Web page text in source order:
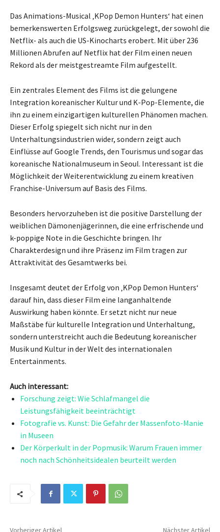
Das Animations-Musical ‚KPop Demon Hunters‘ hat einen
bemerkenswerten Erfolgsweg zurückgelegt, der sowohl die
Netflix- als auch die US-Kinocharts erobert. Mit über 236
Millionen Abrufen auf Netflix hat der Film einen neuen
Rekord als der meistgestreamte Film aufgestellt.
Ein zentrales Element des Films ist die gelungene
Integration koreanischer Kultur und K-Pop-Elemente, die
ihn zu einem einzigartigen kulturellen Phänomen machen.
Dieser Erfolg spiegelt sich nicht nur in den
Unterhaltungsindustrien wider, sondern zeigt auch
Einflüsse auf Google Trends, den Tourismus und sogar das
koreanische Nationalmuseum in Seoul. Interessant ist die
Möglichkeit der Weiterentwicklung zu einem kreativen
Franchise-Universum auf Basis des Films.
Besonders hervorzuheben ist die positive Darstellung der
weiblichen Dämonenjägerinnen, die eine erfrischende und
k-poppige Note in die Geschichte bringen. Ihr
Charakterdesign und ihre Präsenz im Film tragen zur
Attraktivität des Gesamtwerks bei.
Insgesamt deutet der Erfolg von ‚KPop Demon Hunters‘
darauf hin, dass dieser Film eine langanhaltende
Auswirkung haben könnte. Er setzt nicht nur neue
Maßstäbe für kulturelle Integration und Unterhaltung,
sondern unterstreicht auch die Bedeutung koreanischer
Musik und Kultur in der Welt des internationalen
Entertainments.
Auch interessant:
Forschung zeigt: Wie Schlafmangel die
Leistungsfähigkeit beeinträchtigt
Fotografie vs. Kunst: Die Gefahr der Massenfoto-Manie
in Museen
Der Körperkult in der Popmusik: Warum Frauen immer
noch nach Schönheitsidealen beurteilt werden
Vorheriger Artikel Nächster Artikel